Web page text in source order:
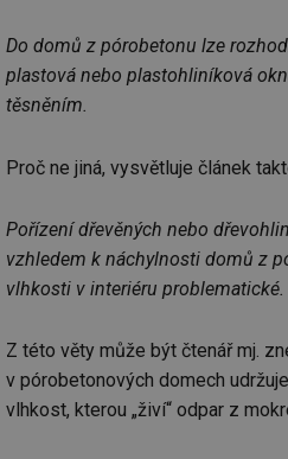
Do domů z pórobetonu lze
plastová nebo plastohliníková
těsněním.
Proč ne jiná, vysvětluje článek
Pořízení dřevěných nebo
vzhledem k náchylnosti domů z
vlhkosti v interiéru problematické.
Z této věty může být čtenář mj.
v pórobetonových domech
vlhkost, kterou „živí“ odpar z